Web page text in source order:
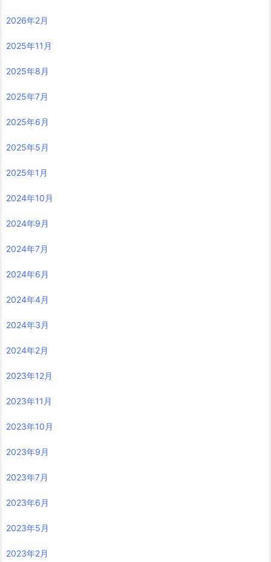
2026年2月
2025年11月
2025年8月
2025年7月
2025年6月
2025年5月
2025年1月
2024年10月
2024年9月
2024年7月
2024年6月
2024年4月
2024年3月
2024年2月
2023年12月
2023年11月
2023年10月
2023年9月
2023年7月
2023年6月
2023年5月
2023年2月